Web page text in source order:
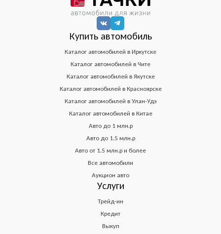
Купить автомобиль
Каталог автомобилей в Иркутске
Каталог автомобилей в Чите
Каталог автомобилей в Якутске
Каталог автомобилей в Красноярске
Каталог автомобилей в Улан-Удэ
Каталог автомобилей в Китае
Авто до 1 млн.р
Авто до 1.5 млн.р
Авто от 1.5 млн.р и более
Все автомобили
Аукцион авто
Услуги
Трейд-ин
Кредит
Выкуп